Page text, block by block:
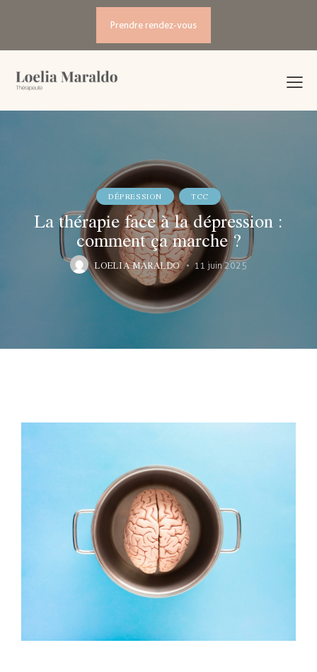
Prendre rendez-vous
DÉPRESSION TCC
La thérapie face à la dépression :
comment ça marche ?
LOELIA MARALDO 11 juin 2025